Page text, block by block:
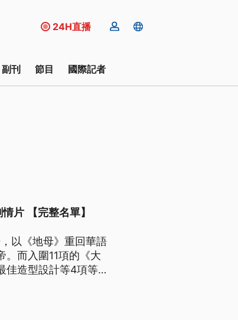
24H直播
副刊 節目 國際記者
片 【完整名單】
以《地母》重回華語
而入圍11項的《大
佳造型設計等4項等大